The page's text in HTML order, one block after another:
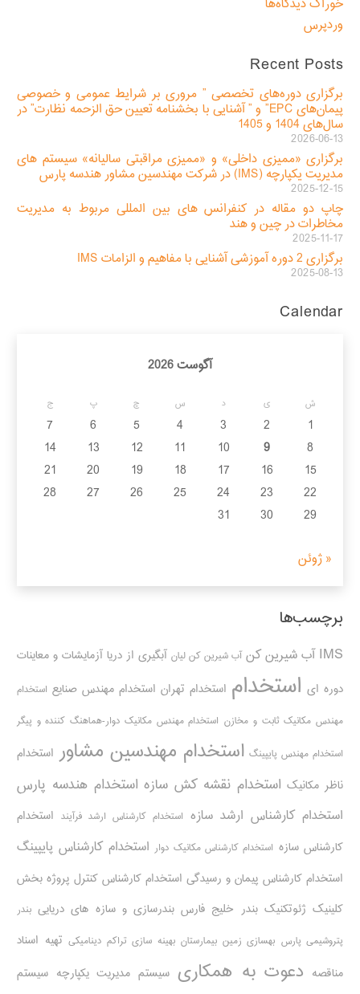
خوراک دیدگاه‌ها
وردپرس
Recent Posts
برگزاری دوره‌های تخصصی ” مروری بر شرایط عمومی و خصوصی
پیمان‌های EPC” و ” آشنایی با بخشنامه تعیین حق الزحمه نظارت” در
سال‌های 1404 و 1405
2026-06-13
برگزاری «ممیزی داخلی» و «ممیزی مراقبتی سالیانه» سیستم های
مدیریت یکپارچه (IMS) در شرکت مهندسین مشاور هندسه پارس
2025-12-15
چاپ دو مقاله در کنفرانس های بین المللی مربوط به مدیریت
مخاطرات در چین و هند
2025-11-17
برگزاری 2 دوره آموزشی آشنایی با مفاهیم و الزامات IMS
2025-08-13
Calendar
آگوست 2026
ش ی د س چ پ ج
1
2
3
4
5
6
7
8
9
10
11
12
13
14
15
16
17
18
19
20
21
22
23
24
25
26
27
28
29
30
31
« ژوئن
برچسب‌ها
IMS آب شیرین کن آب شیرین کن لیان آبگیری از دریا آزمایشات و معاینات
دوره ای استخدام استخدام تهران استخدام مهندس صنایع استخدام
مهندس مکانیک ثابت و مخازن استخدام مهندس مکانیک دوار-هماهنگ کننده و پیگر
استخدام مهندس پایپینگ استخدام مهندسین مشاور استخدام
ناظر مکانیک استخدام نقشه کش سازه استخدام هندسه پارس
استخدام کارشناس ارشد سازه استخدام کارشناس ارشد فرآیند استخدام
کارشناس سازه استخدام کارشناس مکانیک دوار استخدام کارشناس پایپینگ
استخدام کارشناس پیمان و رسیدگی استخدام کارشناس کنترل پروژه بخش
کلینیک ژئوتکنیک بندر خلیج فارس بندرسازی و سازه های دریایی بندر
پتروشیمی پارس بهسازی زمین بیمارستان بهینه سازی تراکم دینامیکی تهیه اسناد
مناقصه دعوت به همکاری سیستم مدیریت یکپارچه سیستم